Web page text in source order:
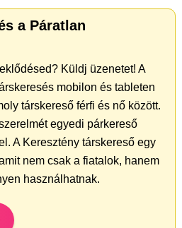
a Páratlan
Küldj üzenetet! A
mobilon és tableten
társkereső férfi és nő között.
egyedi párkereső
A Keresztény társkereső egy
nem csak a fiatalok, hanem
használhatnak.